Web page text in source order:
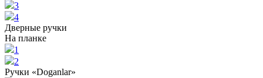
3
4
Дверные ручки
На планке
1
2
Ручки «Doganlar»